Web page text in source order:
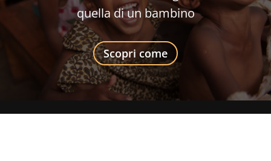
quella di un bambino
Scopri come